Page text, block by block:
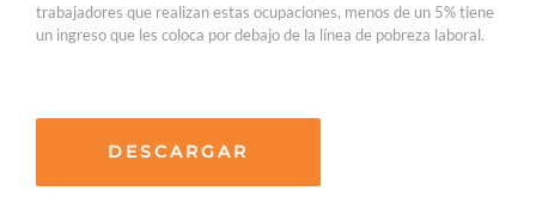
trabajadores que realizan estas ocupaciones, menos de un 5% tiene
un ingreso que les coloca por debajo de la línea de pobreza laboral.
DESCARGAR